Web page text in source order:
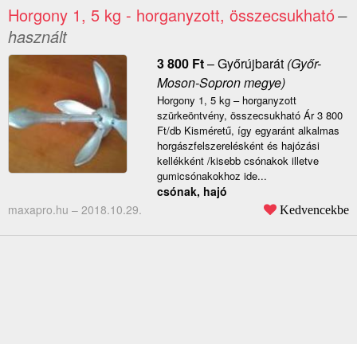
Horgony 1, 5 kg - horganyzott, összecsukható–
használt
3 800 Ft–Győrújbarát(Győr-
Moson-Sopron megye)
Horgony 1, 5 kg – horganyzott
szürkeöntvény, összecsukható Ár 3 800
Ft/db Kisméretű, így egyaránt alkalmas
horgászfelszerelésként és hajózási
kellékként /kisebb csónakok illetve
gumicsónakokhoz ide...
csónak, hajó
maxapro.hu – 2018.10.29. Kedvencekbe